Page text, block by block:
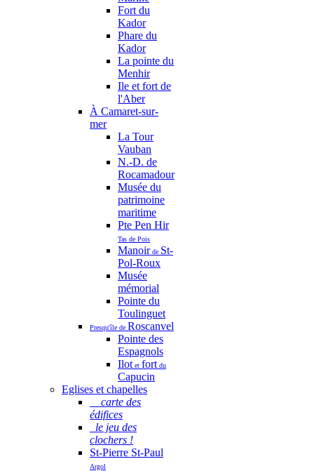
Fort du
Kador
Phare du
Kador
La pointe du
Menhir
Ile et fort de
l'Aber
À Camaret-sur-
mer
La Tour
Vauban
N.-D. de
Rocamadour
Musée du
patrimoine
maritime
Pte Pen Hir
Tas de Pois
Manoirde St-
Pol-Roux
Musée
mémorial
Pointe du
Toulinguet
Presqu'île de Roscanvel
Pointe des
Espagnols
Ilot et fort du
Capucin
Eglises et chapelles
carte des
édifices
le jeu des
clochers !
St-Pierre St-Paul
Argol